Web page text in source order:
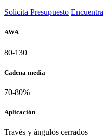
Solicita Presupuesto
AWA
80-130
Cadena media
70-80%
Aplicación
Través y ángulos cerrados